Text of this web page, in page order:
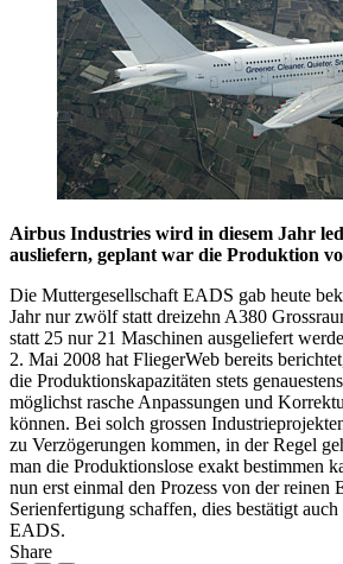
Airbus Industries wird in diesem Jahr
ausliefern, geplant war die Produktion
Die Muttergesellschaft EADS gab heute
Jahr nur zwölf statt dreizehn A380
statt 25 nur 21 Maschinen ausgeliefert
2. Mai 2008 hat FliegerWeb bereits
die Produktionskapazitäten stets
möglichst rasche Anpassungen und
können. Bei solch grossen
zu Verzögerungen kommen, in der Regel
man die Produktionslose exakt bestimmen
nun erst einmal den Prozess von der reinen
Serienfertigung schaffen, dies bestätigt
EADS.
Share